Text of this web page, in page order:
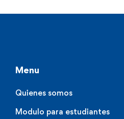
Menu
Quienes somos
Modulo para estudiantes